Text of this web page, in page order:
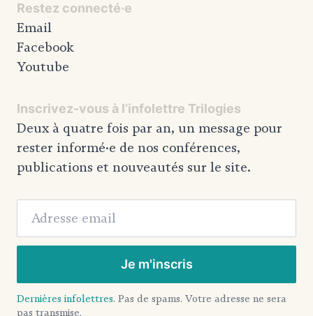
Restez connecté·e
Email
Facebook
Youtube
Inscrivez-vous à l’infolettre Trilogies
Deux à quatre fois par an, un message pour
rester informé·e de nos conférences,
publications et nouveautés sur le site.
Je m'inscris
Dernières infolettres. Pas de spams. Votre adresse ne sera
pas transmise.